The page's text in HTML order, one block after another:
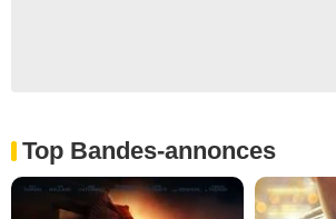
Top Bandes-annonces